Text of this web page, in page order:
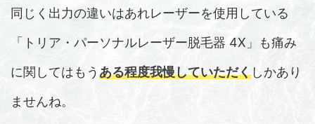
同じく出力の違いはあれレーザーを使用している
「トリア・パーソナルレーザー脱毛器 4X」も痛み
に関してはもうある程度我慢していただくしかあり
ませんね。